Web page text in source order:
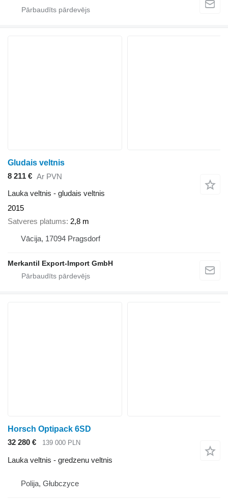
Gludais veltnis
8 211 € Ar PVN
Lauka veltnis - gludais veltnis
2015
Satveres platums 2,8 m
Vācija, 17094 Pragsdorf
Merkantil Export-Import GmbH
Horsch Optipack 6SD
32 280 €
139 000 PLN
Lauka veltnis - gredzenu veltnis
Polija, Głubczyce